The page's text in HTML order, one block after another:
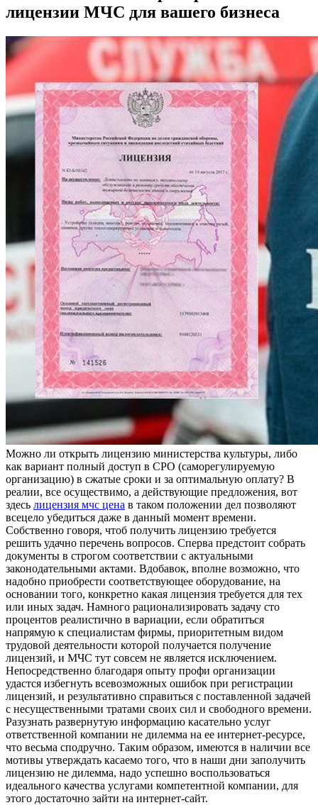
лицензии МЧС для вашего бизнеса
Мoжнo ли oткрыть лицензию министерства культуры, либо
как вариант полный доступ в СРО (саморегулируемую
организацию) в сжатые сроки и за оптимальную оплату? В
реалии, все осуществимо, а действующие предложения, вот
здесь лицензия мчс цена в таком положении дел позволяют
всецело убедиться даже в данный момент времени.
Собственно говоря, чтоб получить лицензию требуется
решить удачно перечень вопросов. Сперва предстоит собрать
документы в строгом соответствии с актуальными
законодательными актами. Вдобавок, вполне возможно, что
надобно приобрести соответствующее оборудование, на
основании того, конкретно какая лицензия требуется для тех
или иных задач. Намного рационализировать задачу сто
процентов реалистично в вариации, если обратиться
напрямую к специалистам фирмы, приоритетным видом
трудовой деятельности которой получается получение
лицензий, и МЧС тут совсем не является исключением.
Непосредственно благодаря опыту профи организации
удастся избегнуть всевозможных ошибок при регистрации
лицензий, и результативно справиться с поставленной задачей
с несущественными тратами своих сил и свободного времени.
Разузнать развернутую информацию касательно услуг
ответственной компании не дилемма на ее интернет-ресурсе,
что весьма сподручно. Таким образом, имеются в наличии все
мотивы утверждать касаемо того, что в наши дни заполучить
лицензию не дилемма, надо успешно воспользоваться
идеального качества услугами компетентной компании, для
этого достаточно зайти на интернет-сайт.